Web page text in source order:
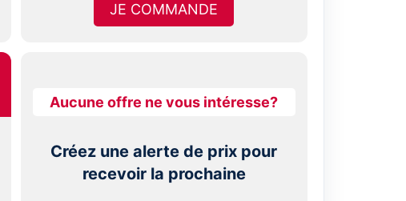
JE COMMANDE
Aucune offre ne vous intéresse?
Créez une alerte de prix pour
recevoir la prochaine